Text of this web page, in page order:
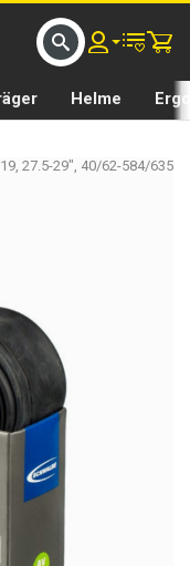
Helme
27.5-29", 40/62-584/635